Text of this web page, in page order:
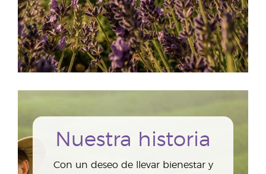
Nuestra historia
Con un deseo de llevar bienestar y